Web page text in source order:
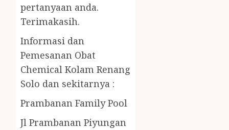
pertanyaan anda.
Terimakasih.
Informasi dan
Pemesanan Obat
Chemical Kolam Renang
Solo dan sekitarnya :
Prambanan Family Pool
Jl Prambanan Piyungan